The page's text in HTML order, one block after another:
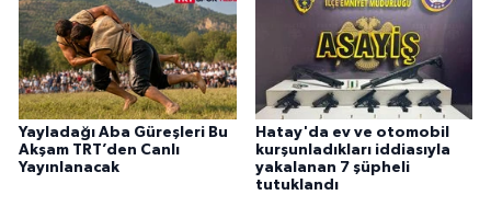
Yayladağı Aba Güreşleri Bu
Akşam TRT’den Canlı
Yayınlanacak
Hatay'da ev ve otomobil
kurşunladıkları iddiasıyla
yakalanan 7 şüpheli
tutuklandı